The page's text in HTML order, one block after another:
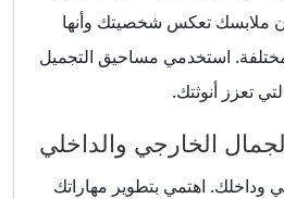
ملابسك تعكس شخصيتك وأنها
استخدمي مساحيق التجميل
تعزز أنوثتك.
وداخلك. اهتمي بتطوير مهاراتك